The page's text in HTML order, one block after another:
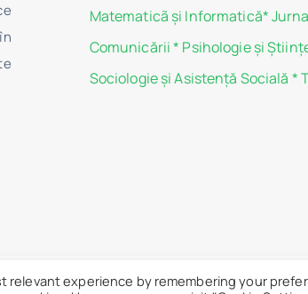
Matematicã și Informatică*
Comunicării* Psihologie şi
Sociologie şi Asistenţă Socială *
relevant experience by remembering your